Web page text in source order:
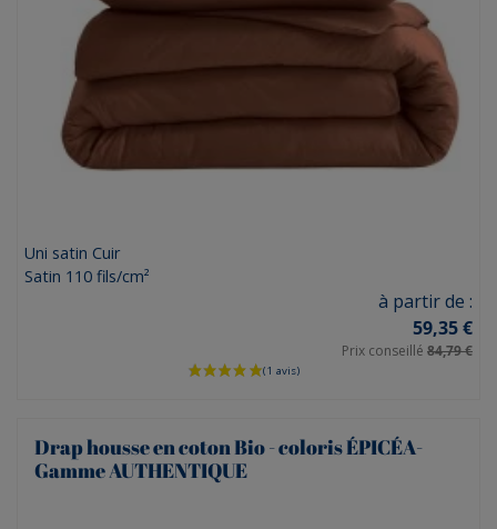
Uni satin Cuir
Satin 110 fils/cm²
à partir de :
59,35 €
Prix conseillé 84,79 €
Drap housse en coton Bio - coloris ÉPICÉA-
Gamme AUTHENTIQUE